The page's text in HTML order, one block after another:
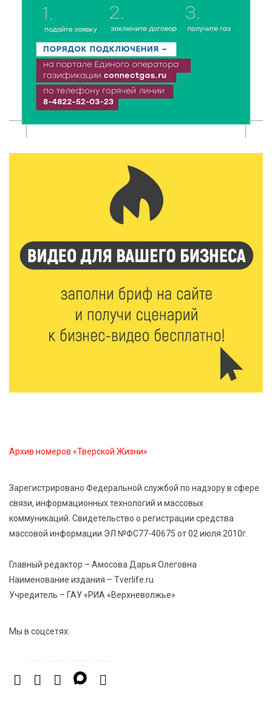
День арбуза отметили ребята в Андреапольском
Доме культуры
7 Авг 2026 17:02 298
Названы первые победители программы «Земский
работник культуры» в Тверской области
7 Авг 2026 16:32 502
Твери
461
Сладкая программа в Твери: дегустация мёда и
рассказ о жизни пчёл
7 Авг 2026 15:41 246
Открыт набор на программу амбассадоров для
студентов российских вузов
7 Авг 2026 15:37 237
Жителям Тверской области напомнили об
7 Авг 2026 15:30 290
трансформаторных подстанций и более 146 км ЛЭП
в Тверской области
7 Авг 2026 15:10 276
появится новая беговая трасса для
профессиональных спортсменов
заслуги тренеров и атлетов
Архив номеров «Тверской Жизни»
Зарегистрировано Федеральной службой по надзору в сфере
связи, информационных технологий и массовых
коммуникаций. Свидетельство о регистрации средства
массовой информации ЭЛ №ФС77-40675 от 02 июля 2010г.
Главный редактор – Амосова Дарья Олеговна
Наименование издания – Tverlife.ru
Учредитель – ГАУ «РИА «Верхневолжье»
Мы в соцсетях: